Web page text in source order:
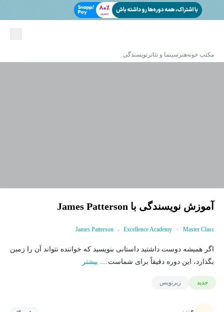
مکتب خونههنر سینما و تئاتر نویسندگی
آموزش نویسندگی با James Patterson
Master Class
James Patterson Excellence Academy
اگر همیشه دوست داشتید داستانی بنویسید که خواننده نتواند آن را زمین
بگذارد، این دوره دقیقاً برای شماست.... بیشتر
جدید زیرنویس